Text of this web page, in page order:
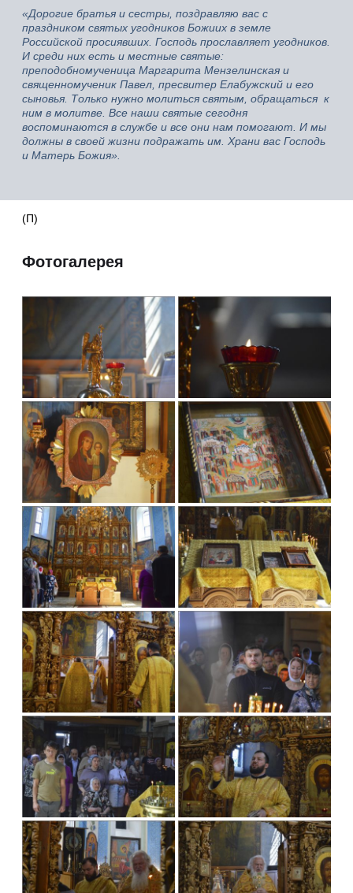
«Дорогие братья и сестры, поздравляю вас с
праздником святых угодников Божиих в земле
Российской просиявших. Господь прославляет угодников.
И среди них есть и местные святые:
преподобномученица Маргарита Мензелинская и
священномученик Павел, пресвитер Елабужский и его
сыновья. Только нужно молиться святым, обращаться к
ним в молитве. Все наши святые сегодня
воспоминаются в службе и все они нам помогают. И мы
должны в своей жизни подражать им. Храни вас Господь
и Матерь Божия».
(П)
Фотогалерея